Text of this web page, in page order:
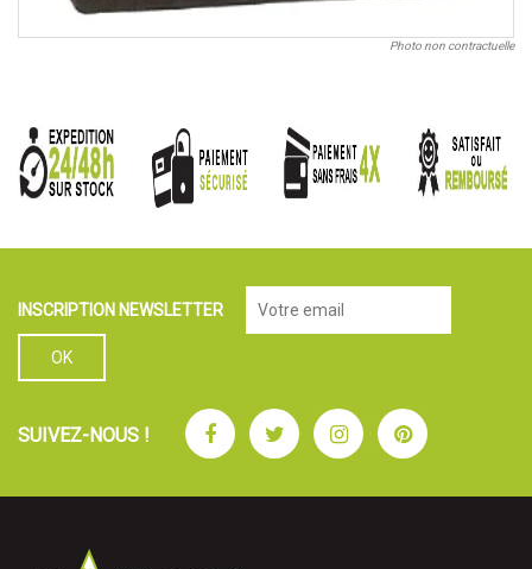
Photo non contractuelle
INSCRIPTION NEWSLETTER
SUIVEZ-NOUS ! FacebookTwitterInstagramPinterest